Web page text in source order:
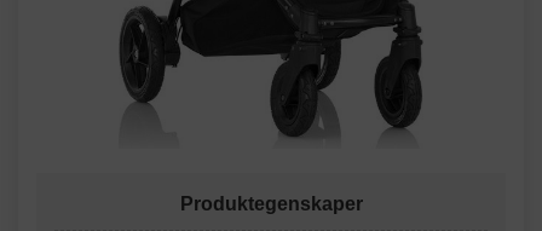
Produktegenskaper